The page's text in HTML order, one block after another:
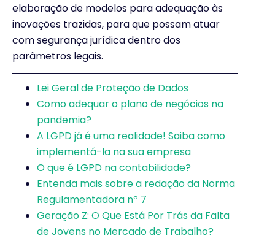
elaboração de modelos para adequação às
inovações trazidas, para que possam atuar
com segurança jurídica dentro dos
parâmetros legais.
Lei Geral de Proteção de Dados
Como adequar o plano de negócios na
pandemia?
A LGPD já é uma realidade! Saiba como
implementá-la na sua empresa
O que é LGPD na contabilidade?
Entenda mais sobre a redação da Norma
Regulamentadora nº 7
Geração Z: O Que Está Por Trás da Falta
de Jovens no Mercado de Trabalho?